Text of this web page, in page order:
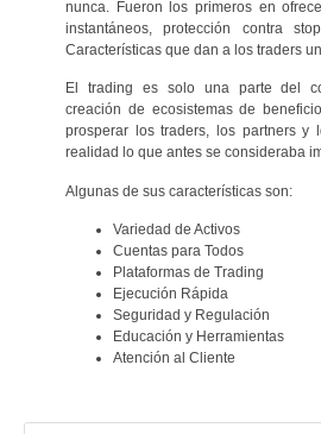
nunca. Fueron los primeros en
instantáneos, protección contra
Características que dan a los traders
El trading es solo una parte del
creación de ecosistemas de
prosperar los traders, los partners y
realidad lo que antes se consideraba
Algunas de sus características son:
Variedad de Activos
Cuentas para Todos
Plataformas de Trading
Ejecución Rápida
Seguridad y Regulación
Educación y Herramientas
Atención al Cliente